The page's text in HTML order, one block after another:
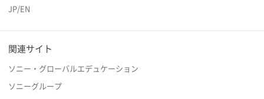
JP/EN
関連サイト
ソニー・グローバルエデュケーション
ソニーグループ